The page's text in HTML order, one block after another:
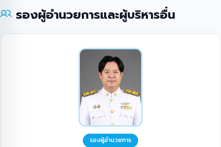
รองผู้อำนวยการและผู้บริหารอื่น
รองผู้อำนวยการ